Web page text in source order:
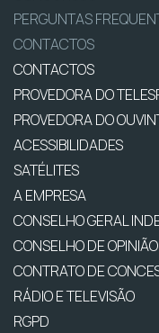
PERGUNTAS
CONTACTOS
CONTACTOS
PROVEDORA DO
PROVEDORA DO
ACESSIBILIDADES
SATÉLITES
A EMPRESA
CONSELHO GERAL
CONSELHO DE OPINIÃO
CONTRATO DE
RÁDIO E TELEVISÃO
RGPD